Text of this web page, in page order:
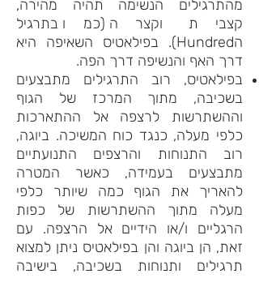
מהתרגילים הנשימה תהיה מהירה,
קצבית וקצרה (כמו בתרגיל
הHundred). בפילאטיס השאיפה היא
דרך האף והנשיפה דרך הפה.
בפילאטיס, רוב התרגילים מתבצעים
בשכיבה, מתוך המרכז של הגוף
וההשתרשות לרצפה אל ההתארכות
כלפי מעלה, כנגד כוח המשיכה. ביוגה,
רוב התנוחות והרצפים התנועתיים
מתבצעים בעמידה, כאשר המטרה
להאריך את הגוף כמה שיותר כלפי
מעלה מתוך ההשתרשות של כפות
הרגליים ו/או הידיים אל הרצפה. עם
זאת, הן ביוגה והן בפילאטיס ניתן למצוא
תרגילים ותנוחות בשכיבה, בישיבה